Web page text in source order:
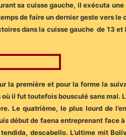
sa cuisse gauche, il exécuta
de faire un dernier geste vers le
dans la cuisse gauche de 13
première et pour la forme la
il fut toutefois bousculé sans mal.
Le quatrième, le plus lourd de
début de faena entreprenant face
descabello. L’ultime mit